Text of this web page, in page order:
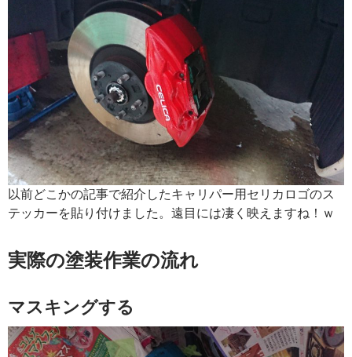
以前どこかの記事で紹介したキャリパー用セリカロゴのス
テッカーを貼り付けました。遠目には凄く映えますね！ｗ
実際の塗装作業の流れ
マスキングする